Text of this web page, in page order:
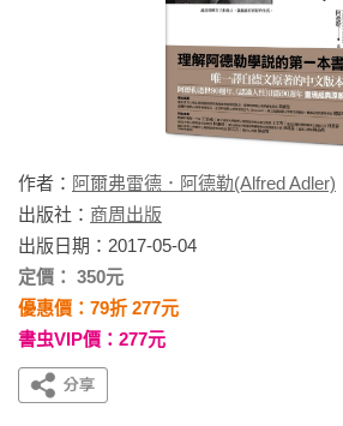
作者： 阿爾弗雷德．阿德勒(Alfred Adler)
出版社： 商周出版
出版日期：2017-05-04
定價： 350元
優惠價：79折 277元
書虫VIP價：277元